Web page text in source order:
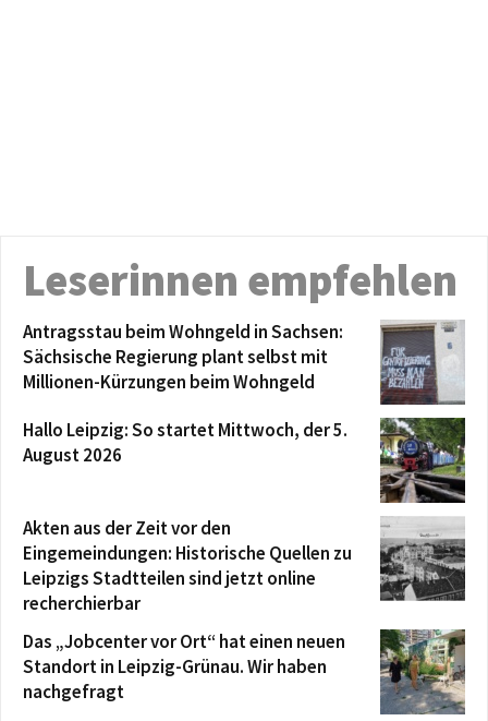
Leserinnen empfehlen
Antragsstau beim Wohngeld in Sachsen:
Sächsische Regierung plant selbst mit
Millionen-Kürzungen beim Wohngeld
Hallo Leipzig: So startet Mittwoch, der 5.
August 2026
Akten aus der Zeit vor den
Eingemeindungen: Historische Quellen zu
Leipzigs Stadtteilen sind jetzt online
recherchierbar
Das „Jobcenter vor Ort“ hat einen neuen
Standort in Leipzig-Grünau. Wir haben
nachgefragt